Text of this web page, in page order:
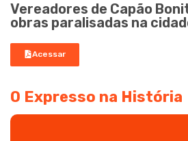
Vereadores de Capão
obras paralisadas na
Acessar
O Expresso na História